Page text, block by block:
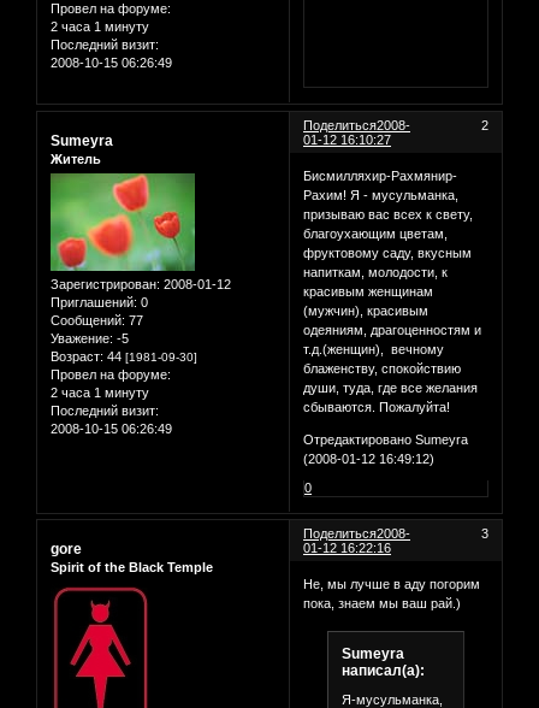
Провел на форуме:
2 часа 1 минуту
Последний визит:
2008-10-15 06:26:49
Поделиться 2
2008-
01-12 16:10:27
Sumeyra
Житель
Зарегистрирован: 2008-01-12
Приглашений: 0
Сообщений: 77
Уважение: -5
Возраст: 44 [1981-09-30]
Провел на форуме:
2 часа 1 минуту
Последний визит:
2008-10-15 06:26:49
Бисмилляхир-Рахмянир-
Рахим! Я - мусульманка,
призываю вас всех к свету,
благоухающим цветам,
фруктовому саду, вкусным
напиткам, молодости, к
красивым женщинам
(мужчин), красивым
одеяниям, драгоценностям и
т.д.(женщин), вечному
блаженству, спокойствию
души, туда, где все желания
сбываются. Пожалуйта!
Отредактировано Sumeyra
(2008-01-12 16:49:12)
0
Поделиться 3
2008-
01-12 16:22:16
gore
Spirit of the Black Temple
Не, мы лучше в аду погорим
пока, знаем мы ваш рай.)
Sumeyra
написал(а):
Я-мусульманка,